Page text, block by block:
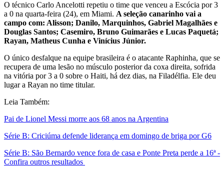
O técnico Carlo Ancelotti repetiu o time que venceu a Escócia por 3
a 0 na quarta-feira (24), em Miami. A seleção canarinho vai a
campo com: Alisson; Danilo, Marquinhos, Gabriel Magalhães e
Douglas Santos; Casemiro, Bruno Guimarães e Lucas Paquetá;
Rayan, Matheus Cunha e Vinícius Júnior.
O único desfalque na equipe brasileira é o atacante Raphinha, que se
recupera de uma lesão no músculo posterior da coxa direita, sofrida
na vitória por 3 a 0 sobre o Haiti, há dez dias, na Filadélfia. Ele deu
lugar a Rayan no time titular.
Leia Também:
Pai de Lionel Messi morre aos 68 anos na Argentina
Série B: Criciúma defende liderança em domingo de briga por G6
Série B: São Bernardo vence fora de casa e Ponte Preta perde a 16ª -
Confira outros resultados